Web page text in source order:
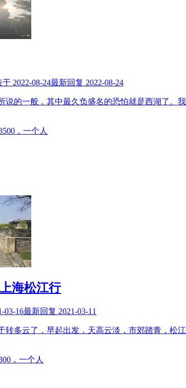
于 2022-08-24最新回复 2022-08-24
说的一般，其中最久负盛名的恐怕就是西湖了。
，一个人
海松江行
03-16最新回复 2021-03-11
转多云了，早起出发，天高云淡，市郊踏青，松
，一个人